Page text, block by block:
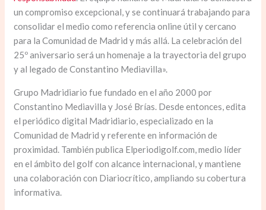
un compromiso excepcional, y se continuará trabajando para
consolidar el medio como referencia online útil y cercano
para la Comunidad de Madrid y más allá. La celebración del
25º aniversario será un homenaje a la trayectoria del grupo
y al legado de Constantino Mediavilla».
Grupo Madridiario fue fundado en el año 2000 por
Constantino Mediavilla y José Brías. Desde entonces, edita
el periódico digital Madridiario, especializado en la
Comunidad de Madrid y referente en información de
proximidad. También publica Elperiodigolf.com, medio líder
en el ámbito del golf con alcance internacional, y mantiene
una colaboración con Diariocrítico, ampliando su cobertura
informativa.